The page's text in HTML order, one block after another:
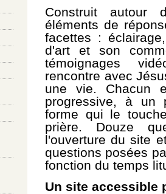
Construit autour
éléments de
facettes :
d'art et son
témoignages
rencontre avec
une vie. Chacun
progressive, à un
forme qui le
prière. Douze
l'ouverture du site
questions posées
fonction du temps
Un site accessible